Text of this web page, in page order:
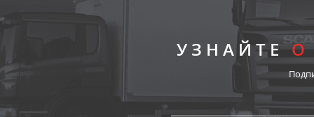
УЗНАЙТЕО